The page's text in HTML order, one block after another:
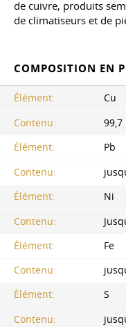
de cuivre, produits
de climatiseurs et de
COMPOSITION EN
Élément:
Cu
Contenu:
99,7
Élément:
Pb
Contenu:
Élément:
Ni
Contenu:
Élément:
Fe
Contenu:
Élément:
S
Contenu: